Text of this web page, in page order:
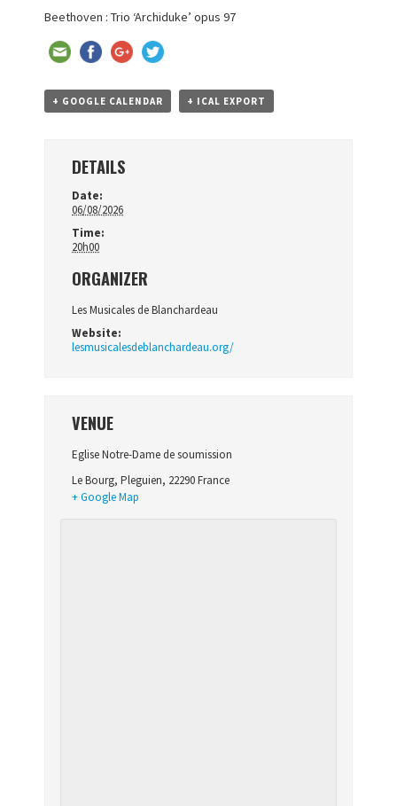
Beethoven : Trio ‘Archiduke’ opus 97
+ GOOGLE CALENDAR + ICAL EXPORT
DETAILS
Date:
06/08/2026
Time:
20h00
ORGANIZER
Les Musicales de Blanchardeau
Website:
lesmusicalesdeblanchardeau.org/
VENUE
Eglise Notre-Dame de soumission
Le Bourg, Pleguien, 22290France
+ Google Map